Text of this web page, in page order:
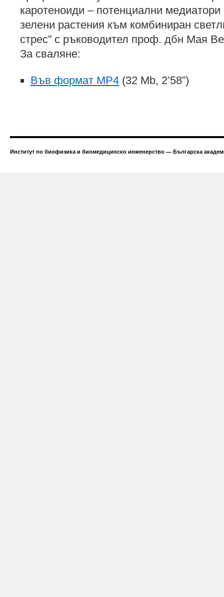
каротеноиди – потенциални медиатори
зелени растения към комбиниран
стрес” с ръководител проф. дбн Мая
За сваляне:
Във формат MP4 (32 Mb, 2’58”)
Институт по биофизика и биомедицинско инженерство — Българска